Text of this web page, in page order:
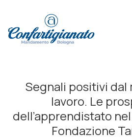
Principale
Segnali positivi dal
lavoro. Le
dell’apprendistato
Fondazione